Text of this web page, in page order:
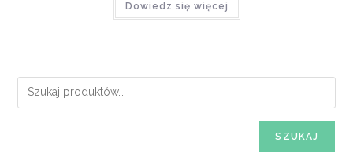
Dowiedz się więcej
SZUKAJ